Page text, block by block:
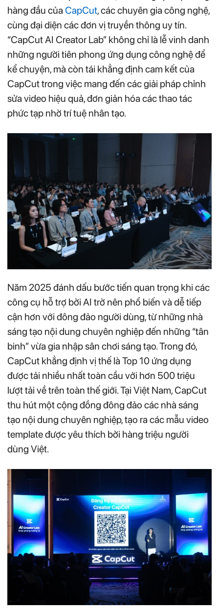
hàng đầu của CapCut, các chuyên gia công nghệ,
cùng đại diện các đơn vị truyền thông uy tín.
“CapCut AI Creator Lab” không chỉ là lễ vinh danh
những người tiên phong ứng dụng công nghệ để
kể chuyện, mà còn tái khẳng định cam kết của
CapCut trong việc mang đến các giải pháp chỉnh
sửa video hiệu quả, đơn giản hóa các thao tác
phức tạp nhờ trí tuệ nhân tạo.
Năm 2025 đánh dấu bước tiến quan trọng khi các
công cụ hỗ trợ bởi AI trở nên phổ biến và dễ tiếp
cận hơn với đông đảo người dùng, từ những nhà
sáng tạo nội dung chuyên nghiệp đến những “tân
binh” vừa gia nhập sân chơi sáng tạo. Trong đó,
CapCut khẳng định vị thế là Top 10 ứng dụng
được tải nhiều nhất toàn cầu với hơn 500 triệu
lượt tải về trên toàn thế giới. Tại Việt Nam, CapCut
thu hút một cộng đồng đông đảo các nhà sáng
tạo nội dung chuyên nghiệp, tạo ra các mẫu video
template được yêu thích bởi hàng triệu người
dùng Việt.